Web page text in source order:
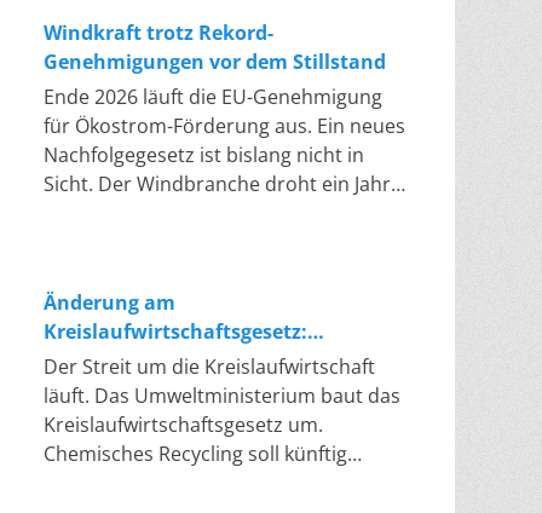
Windkraft trotz Rekord-
Genehmigungen vor dem Stillstand
Ende 2026 läuft die EU-Genehmigung
für Ökostrom-Förderung aus. Ein neues
Nachfolgegesetz ist bislang nicht in
Sicht. Der Windbranche droht ein Jahr,
Problem hat die Politik tatsächlich
gelöst, die Verfahren laufen heute
deutlich schneller. Die Halbjahresbilanz
der Branche bestätigt dieses Muster:
So viele Windräder wie nie zuvor
wurden genehmigt, doch im ersten
Halbjahr gingen netto nur rund zwei
Änderung am
Kreislaufwirtschaftsgesetz:
Chemisches Recycling soll Lücke
füllen
Der Streit um die Kreislaufwirtschaft
läuft. Das Umweltministerium baut das
Kreislaufwirtschaftsgesetz um.
Chemisches Recycling soll künftig